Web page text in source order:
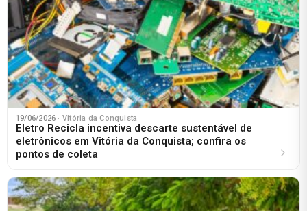
19/06/2026 · Vitória da Conquista
Eletro Recicla incentiva descarte sustentável de
eletrônicos em Vitória da Conquista; confira os
pontos de coleta